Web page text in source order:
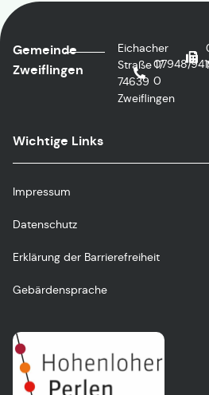
Gemeinde
Zweiflingen
Eichacher
Straße 17
74639
Zweiflingen
07948/
0
Wichtige Links
Impressum
Datenschutz
Erklärung der Barrierefreiheit
Gebärdensprache